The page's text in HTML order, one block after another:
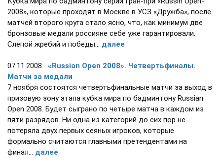
2008», которые проходят в Москве в УСЗ «Дружба», после
матчей второго круга стало ясно, что, как минимум две
бронзовые медали россияне себе уже гарантировали.
Слепой жребий и победы... далее
07.11.2008 «Russian Open 2008». Четвертьфиналы.
Матчи за медали
7 ноября состоятся четвертьфинальные матчи за выход в
призовую зону этапа кубка мира по бадминтону Russian
Open 2008. Будет сыграно по четыре матча в каждом из
пяти разрядов. Ни одна из категорий до сих пор не
потеряла двух первых сеяных игроков, которые
формально считаются главными претендентами на
финал... далее